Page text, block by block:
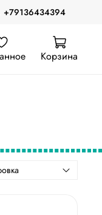
+79136434394
Корзина